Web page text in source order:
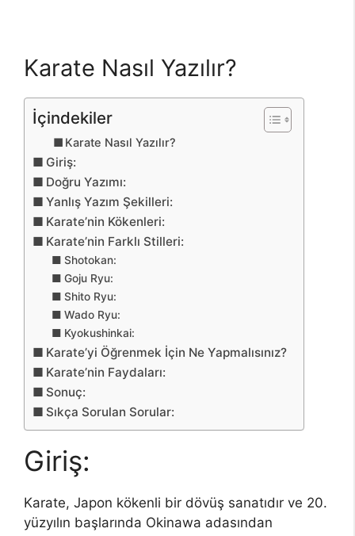
Karate Nasıl Yazılır?
İçindekiler
Karate Nasıl Yazılır?
Giriş:
Doğru Yazımı:
Yanlış Yazım Şekilleri:
Karate’nin Kökenleri:
Karate’nin Farklı Stilleri:
Shotokan:
Goju Ryu:
Shito Ryu:
Wado Ryu:
Kyokushinkai:
Karate’yi Öğrenmek İçin Ne Yapmalısınız?
Karate’nin Faydaları:
Sonuç:
Sıkça Sorulan Sorular:
Giriş:
Karate, Japon kökenli bir dövüş sanatıdır ve 20.
yüzyılın başlarında Okinawa adasından